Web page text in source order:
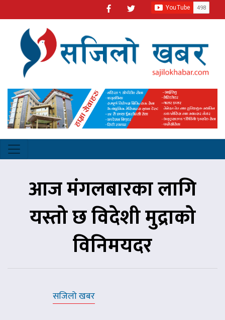
आज मंगलबारका लागि
यस्तो छ विदेशी मुद्राको
विनिमयदर
सजिलो खबर